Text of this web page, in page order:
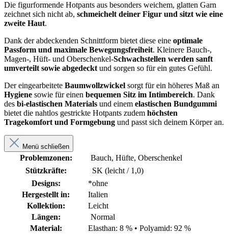
Die figurformende Hotpants aus besonders weichem, glatten Garn
zeichnet sich nicht ab, schmeichelt deiner Figur und sitzt wie eine
zweite Haut.
Dank der abdeckenden Schnittform bietet diese eine optimale
Passform und maximale Bewegungsfreiheit. Kleinere Bauch-,
Magen-, Hüft- und Oberschenkel-Schwachstellen werden sanft
umverteilt sowie abgedeckt und sorgen so für ein gutes Gefühl.
Der eingearbeitete Baumwollzwickel sorgt für ein höheres Maß an
Hygiene sowie für einen bequemen Sitz im Intimbereich. Dank
des bi-elastischen Materials und einem elastischen Bundgummi
bietet die nahtlos gestrickte Hotpants zudem höchsten
Tragekomfort und Formgebung und passt sich deinem Körper an.
Menü schließen
Problemzonen:
Bauch, Hüfte, Oberschenkel
Stützkräfte:
SK (leicht / 1,0)
Designs:
*ohne
Hergestellt in:
Italien
Kollektion:
Leicht
Längen:
Normal
Material:
Elasthan: 8 % • Polyamid: 92 %